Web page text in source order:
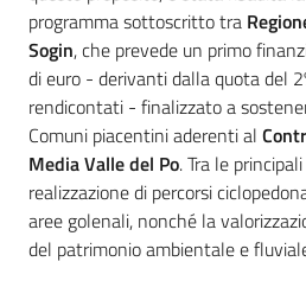
programma sottoscritto tra
Sogin, che prevede un primo
di euro - derivanti dalla quota del
rendicontati - finalizzato a
Comuni piacentini aderenti al
Media Valle del Po. Tra le
realizzazione di percorsi
aree golenali, nonché la
del patrimonio ambientale e